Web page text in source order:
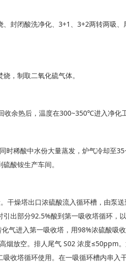
封闭酸洗净化、3+1、3+2两转两吸
，制取二氧化硫气体。
余热后，温度在300~350℃进入净化工
时稀酸中水份大量蒸发，炉气冷却至
酸铵生产车间。
干燥塔出口浓硫酸流入循环槽，由泵
出部分92.5%酸到第一吸收塔循环，
气进入第一吸收塔，用98%浓硫酸吸
烟放空。排人尾气 S02 浓度≤50ppm
收塔循环使用。在一吸循环槽内串入